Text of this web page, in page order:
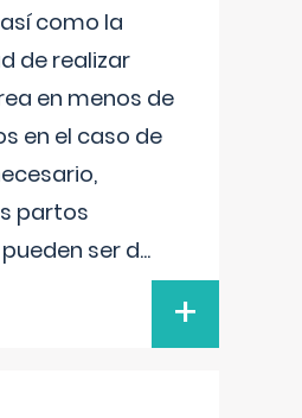
como la
de realizar
en menos de
en el caso de
partos
ser d...
+